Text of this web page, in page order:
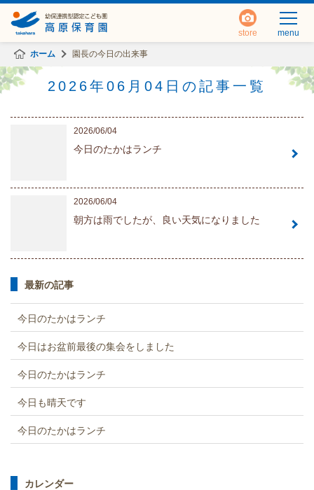
menu
store
ホーム 園長の今日の出来事
2026年06月04日の記事一覧
2026/06/04
今日のたかはランチ
2026/06/04
朝方は雨でしたが、良い天気になりました
最新の記事
今日のたかはランチ
今日はお盆前最後の集会をしました
今日のたかはランチ
今日も晴天です
今日のたかはランチ
カレンダー